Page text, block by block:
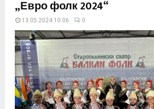
M
A
R
Y
„Евро фолк 2024“
13.05.2024 10:06 0